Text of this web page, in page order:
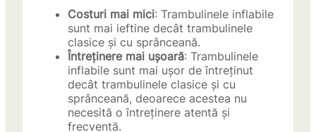
Costuri mai mici: Trambulinele inflabile
sunt mai ieftine decât trambulinele
clasice și cu sprânceană.
Întreținere mai ușoară: Trambulinele
inflabile sunt mai ușor de întreținut
decât trambulinele clasice și cu
sprânceană, deoarece acestea nu
necesită o întreținere atentă și
frecventă.